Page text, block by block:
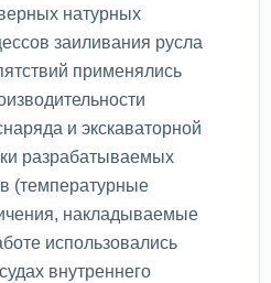
натурных
заиливания русла
применялись
и экскаваторной
разрабатываемых
(температурные
накладываемые
использовались
внутреннего